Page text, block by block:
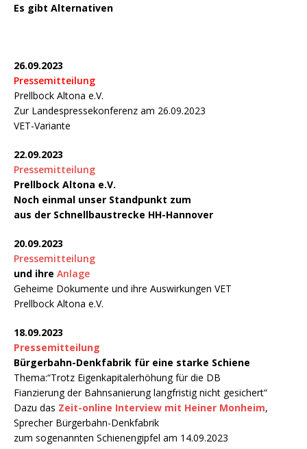
Es gibt Alternativen
26.09.2023
Pressemitteilung
Prellbock Altona e.V.
Zur Landespressekonferenz am 26.09.2023
VET-Variante
22.09.2023
Pressemitteilung
Prellbock Altona e.V.
Noch einmal unser Standpunkt zum
aus der Schnellbaustrecke HH-Hannover
20.09.2023
Pressemitteilung
und ihre Anlage
Geheime Dokumente und ihre Auswirkungen VET
Prellbock Altona e.V.
18.09.2023
Pressemitteilung
Bürgerbahn-Denkfabrik für eine starke Schiene
Thema:“Trotz Eigenkapitalerhöhung für die DB
Fianzierung der Bahnsanierung langfristig nicht gesichert“
Dazu das Zeit-online Interview mit Heiner Monheim,
Sprecher Bürgerbahn-Denkfabrik
zum sogenannten Schienengipfel am 14.09.2023